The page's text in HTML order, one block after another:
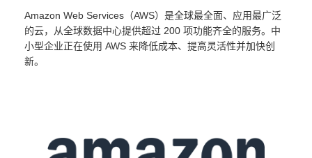
Amazon Web Services（AWS）是全球最全面、应用最广泛
的云，从全球数据中心提供超过 200 项功能齐全的服务。中
小型企业正在使用 AWS 来降低成本、提高灵活性并加快创
新。